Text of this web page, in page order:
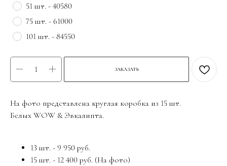
51 шт. - 40580
75 шт. - 61000
101 шт. - 84550
ЗАКАЗАТЬ
На фото представлена круглая коробка из 15 шт.
Белых WOW & Эвкалипта.
13 шт. - 9 950 руб.
15 шт. - 12 400 руб. (На фото)